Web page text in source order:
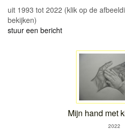
uit 1993 tot 2022 (klik op de
bekijken)
stuur een bericht
Mijn hand met
2022